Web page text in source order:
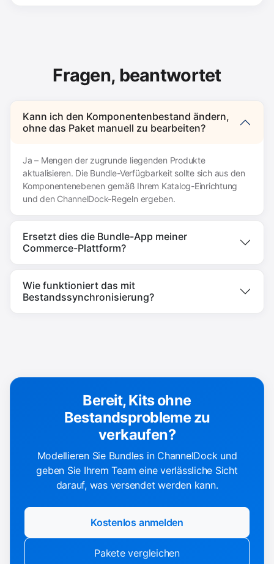
Fragen, beantwortet
Kann ich den Komponentenbestand ändern,
ohne das Paket manuell zu bearbeiten?
Ja – Mengen der zugrunde liegenden Produkte
aktualisieren. Die Bundle-Verfügbarkeit sollte sich aus den
Komponentenebenen gemäß Ihrem Katalog-Einrichtung
und den ChannelDock-Regeln ergeben.
Ersetzt dies die Bundle-App meiner
Commerce-Plattform?
Wie funktioniert das mit
Bestandssynchronisierung?
Bereit, Kits ohne
Bestandsprobleme zu
verkaufen?
Modellieren Sie Bundles in ChannelDock und
geben Sie Ihrem Team eine verlässliche Sicht
darauf, was versendet werden kann.
Kostenlos anmelden
Pakete vergleichen